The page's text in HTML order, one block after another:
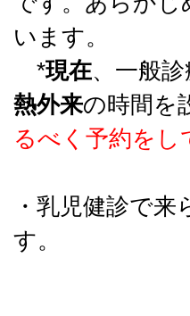
います。
*現在、一般
熱外来の時間を
るべく予約を
・乳児健診で
す。